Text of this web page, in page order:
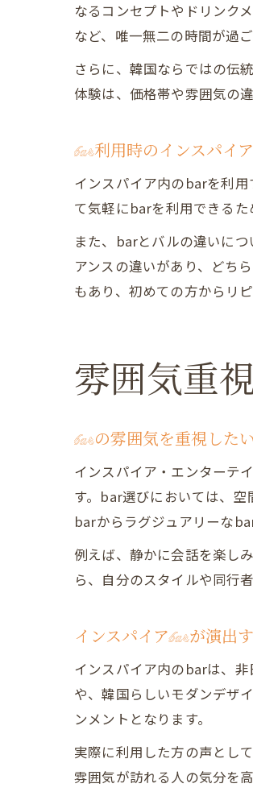
なるコンセプトやドリンク
など、唯一無二の時間が過ご
さらに、韓国ならではの伝
体験は、価格帯や雰囲気の
bar利用時のインスパイ
インスパイア内のbarを利
て気軽にbarを利用できる
また、barとバルの違いに
アンスの違いがあり、どち
もあり、初めての方からリ
雰囲気重
barの雰囲気を重視した
インスパイア・エンターテ
す。bar選びにおいては、
barからラグジュアリーな
例えば、静かに会話を楽し
ら、自分のスタイルや同行
インスパイアbarが演出
インスパイア内のbarは、
や、韓国らしいモダンデザ
ンメントとなります。
実際に利用した方の声とし
雰囲気が訪れる人の気分を